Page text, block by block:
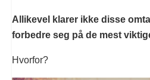
Allikevel klarer ikke disse
forbedre seg på de mest
Hvorfor?